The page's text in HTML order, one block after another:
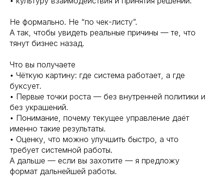
Не формально. Не “по чек-листу”.
А так, чтобы увидеть реальные причины — те, что
тянут бизнес назад.
Что вы получаете
• Чёткую картину: где система работает, а где
буксует.
• Первые точки роста — без внутренней политики и
без украшений.
• Понимание, почему текущее управление даёт
именно такие результаты.
• Оценку, что можно улучшить быстро, а что
требует системной работы.
А дальше — если вы захотите — я предложу
формат дальнейшей работы.